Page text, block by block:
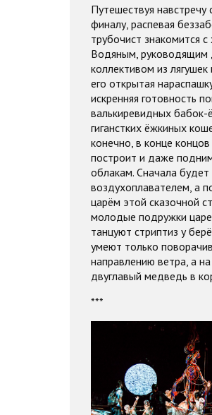
Путешествуя навстречу
финалу, распевая
трубочист знакомится
Водяным, руководящим
коллективом из лягушек
его открытая
искренняя готовность
валькиревидных бабок-
гиганстких ёжкиных
конечно, в конце
построит и даже
облакам. Сначала будет
воздухоплавателем, а
царём этой сказочной
молодые подружки
танцуют стриптиз у
умеют только
направлению ветра, а на
двуглавый медведь в
***